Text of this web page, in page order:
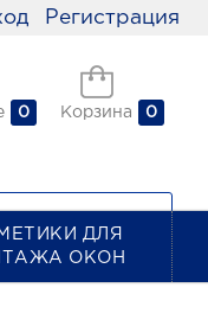
Регистрация
0 Корзина 0
ДЛЯ
ОКОН